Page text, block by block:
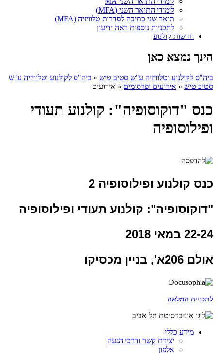
לימודי התואר השני (MFA)
תואר שני כתיבה לסדרות טלוויזיה (MFA)
לתכניות נוספות ראה ידיעון
חדשות קולנוע
הינך נמצא כאן
ביה"ס לקולנוע וטלוויזיה ע"ש סטיב טיש » ביה"ס לקולנוע וטלוויזיה ע"ש
סטיב טיש » אירועים ופרסומים » אירועים
כנס "דוקוסופיה": קולנוע תעודי
ופילוסופיה
כנס קולנוע ופילוסופיה 2
"דוקוסופיה": קולנוע תעודי ופילוסופיה
22-24 במאי 2018
אולם 206א', בניין מכסיקו
לתכנייה המלאה
מידע כללי
יצירת קשר ודרכי הגעה
אלפון